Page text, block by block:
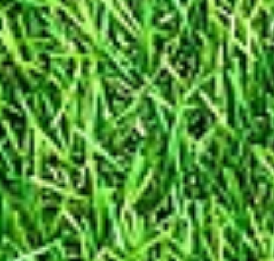
Geschäfts-
Zwecke
Erbringung
Verwaltung und
Profile mit
Bereitstellung unseres